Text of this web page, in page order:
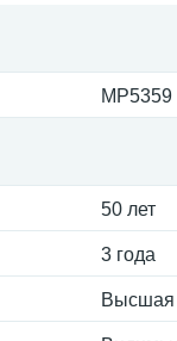
MP5359
50 лет
3 года
Высшая